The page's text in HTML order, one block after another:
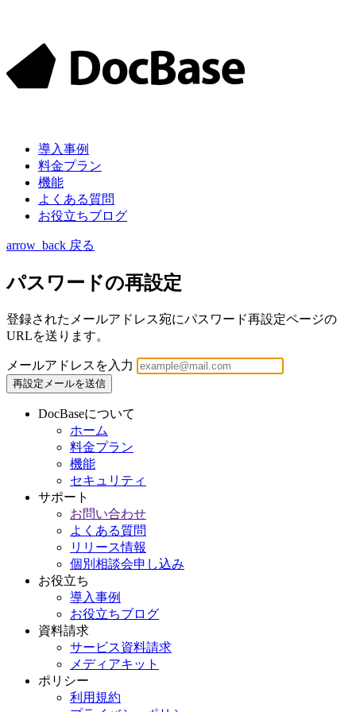
導入事例
料金プラン
機能
よくある質問
お役立ちブログ
arrow_back 戻る
パスワードの再設定
登録されたメールアドレス宛にパスワード再設定ページの
URLを送ります。
メールアドレスを入力
DocBaseについて
ホーム
料金プラン
機能
セキュリティ
サポート
お問い合わせ
よくある質問
リリース情報
個別相談会申し込み
お役立ち
導入事例
お役立ちブログ
資料請求
サービス資料請求
メディアキット
ポリシー
利用規約